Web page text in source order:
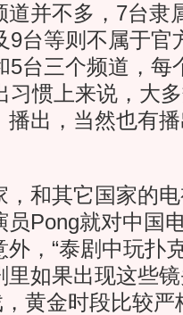
并不多，7台隶
9台等则不属于官
5台三个频道，每
习惯上来说，大
播出，当然也有
和其它国家的电
员Pong就对中国
，“泰剧中玩扑
里如果出现这些
黄金时段比较